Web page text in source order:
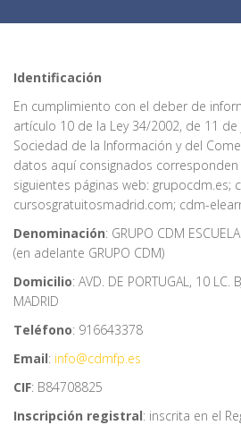
Identificación
En cumplimiento con el deber de
artículo 10 de la Ley 34/2002, de 11
Sociedad de la Información y del
datos aquí consignados
siguientes páginas web: grupocdm.es;
cursosgratuitosmadrid.com; cdm-
Denominación: GRUPO CDM
(en adelante GRUPO CDM)
Domicilio: AVD. DE PORTUGAL, 10 LC.
MADRID
Teléfono: 916643378
Email: info@cdmfp.es
CIF: B84708825
Inscripción registral: inscrita en el